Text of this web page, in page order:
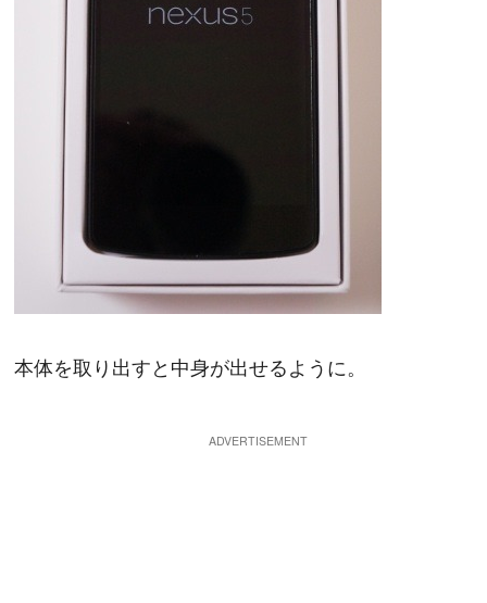
本体を取り出すと中身が出せるように。